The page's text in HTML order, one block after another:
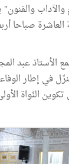
والآداب
السّاعة العاشرة
الأستاذ عبد
في إطار
النّواة